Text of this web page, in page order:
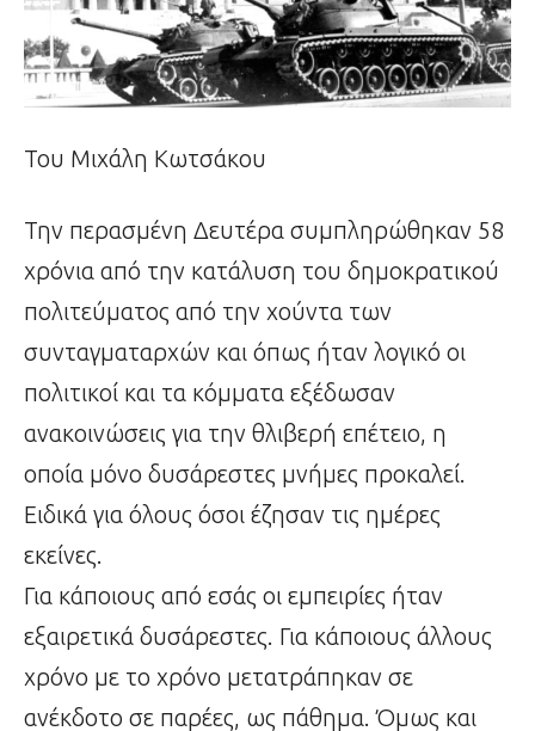
Του Μιχάλη Κωτσάκου
Την περασμένη Δευτέρα συμπληρώθηκαν 58
χρόνια από την κατάλυση του δημοκρατικού
πολιτεύματος από την χούντα των
συνταγματαρχών και όπως ήταν λογικό οι
πολιτικοί και τα κόμματα εξέδωσαν
ανακοινώσεις για την θλιβερή επέτειο, η
οποία μόνο δυσάρεστες μνήμες προκαλεί.
Ειδικά για όλους όσοι έζησαν τις ημέρες
εκείνες.
Για κάποιους από εσάς οι εμπειρίες ήταν
εξαιρετικά δυσάρεστες. Για κάποιους άλλους
χρόνο με το χρόνο μετατράπηκαν σε
ανέκδοτο σε παρέες, ως πάθημα. Όμως και